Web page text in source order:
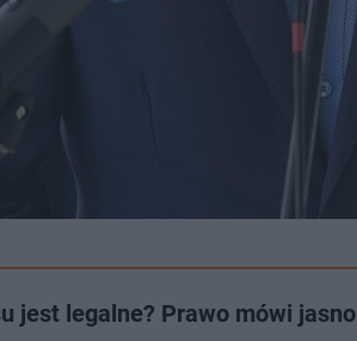
jest legalne? Prawo mówi jasno